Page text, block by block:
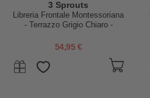
3 Sprouts
Libreria Frontale Montessoriana
- Terrazzo Grigio Chiaro -
x25,4 cm
54,95 €